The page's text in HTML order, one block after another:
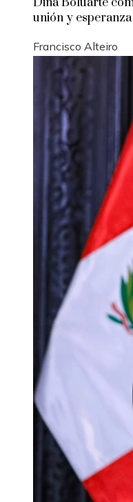
unión y
Francisco Alteiro